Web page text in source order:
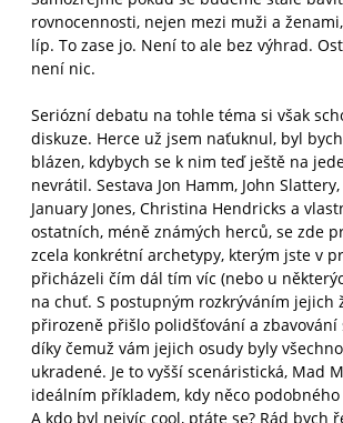
rovnocennosti, nejen mezi muži a
líp. To zase jo. Není to ale bez výhrad.
není nic.
Seriózní debatu na tohle téma si však
diskuze. Herce už jsem naťuknul, byl
blázen, kdybych se k nim teď ještě na
nevrátil. Sestava Jon Hamm, John
January Jones, Christina Hendricks a
ostatních, méně známých herců, se zde
zcela konkrétní archetypy, kterým jste v
přicházeli čím dál tím víc (nebo u
na chuť. S postupným rozkrýváním jejich
přirozeně přišlo polidšťování a zbavování
díky čemuž vám jejich osudy byly
ukradené. Je to vyšší scenáristická, Mad
ideálním příkladem, kdy něco
A kdo byl nejvíc cool, ptáte se? Rád bych